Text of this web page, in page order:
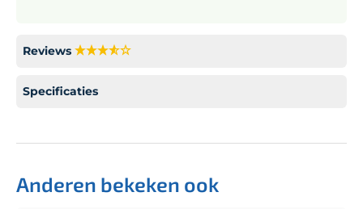
Reviews
Specificaties
Anderen bekeken ook